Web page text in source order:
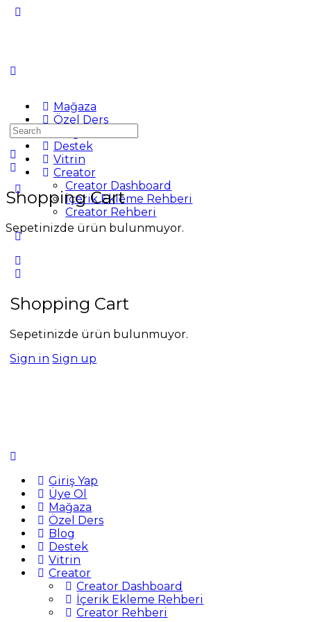
Mağaza
Özel Ders
Destek
Vitrin
Creator
Creator Dashboard
İçerik Ekleme Rehberi
Creator Rehberi
Shopping Cart
Sepetinizde ürün bulunmuyor.
Sign in Sign up
Shopping Cart
Sepetinizde ürün bulunmuyor.
Search
for:
Giriş Yap
Üye Ol
Mağaza
Özel Ders
Blog
Destek
Vitrin
Creator
Creator Dashboard
İçerik Ekleme Rehberi
Creator Rehberi